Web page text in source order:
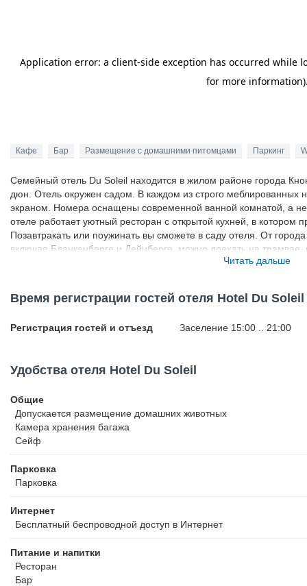
Кафе Бар Размещение с домашними питомцами Паркинг
Семейный отель Du Soleil находится в жилом районе города
дюн. Отель окружен садом. В каждом из строго меблированных
экраном. Номера оснащены современной ванной комнатой, а
отеле работает уютный ресторан с открытой кухней, в котором
Позавтракать или поужинать вы сможете в саду отеля. От
включая Бланкенберге и Дейнберге, можно доехать на
Читать дальше
Время регистрации гостей отеля Hotel Du Soleil
Регистрация гостей и отъезд Заселение 15:00 .. 21:00
Удобства отеля Hotel Du Soleil
Общие
Допускается размещение домашних животных
Камера хранения багажа
Сейф
Парковка
Парковка
Интернет
Бесплатный беспроводной доступ в Интернет
Питание и напитки
Ресторан
Бар